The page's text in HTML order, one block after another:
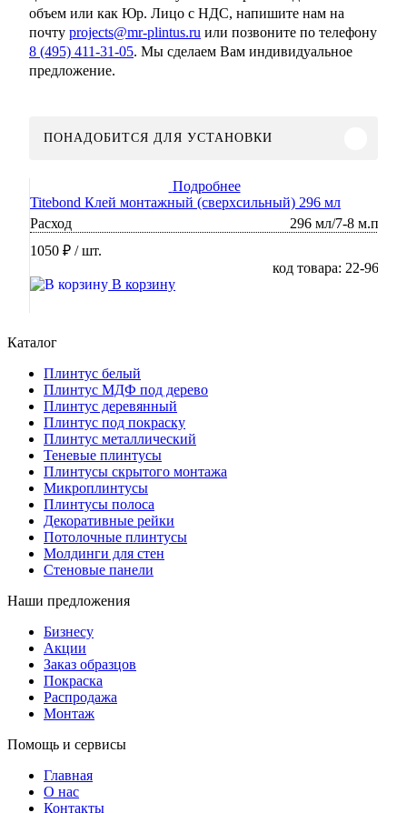
объем или как Юр. Лицо с НДС, напишите нам на
почту projects@mr-plintus.ru или позвоните по телефону
8 (495) 411-31-05. Мы сделаем Вам индивидуальное
предложение.
ПОНАДОБИТСЯ ДЛЯ УСТАНОВКИ
Подробнее
Titebond Клей монтажный (сверхсильный) 296 мл
Расход
296 мл/7-8 м.п
1050 ₽ / шт.
код товара: 22-96
В корзину
Каталог
Плинтус белый
Плинтус МДФ под дерево
Плинтус деревянный
Плинтус под покраску
Плинтус металлический
Теневые плинтусы
Плинтусы скрытого монтажа
Микроплинтусы
Плинтусы полоса
Декоративные рейки
Потолочные плинтусы
Молдинги для стен
Стеновые панели
Наши предложения
Бизнесу
Акции
Заказ образцов
Покраска
Распродажа
Монтаж
Помощь и сервисы
Главная
О нас
Контакты